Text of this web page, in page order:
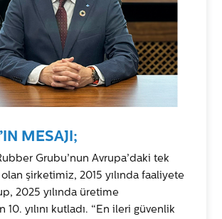
MESAJI;
Grubu’nun Avrupa’daki tek
şirketimiz, 2015 yılında faaliyete
2025 yılında üretime
10. yılını kutladı. “En ileri güvenlik